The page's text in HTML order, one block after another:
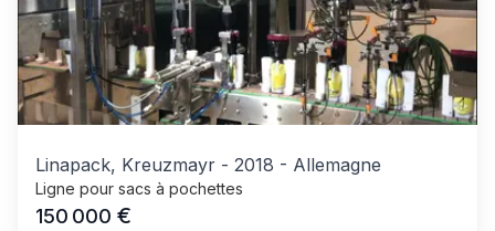
Linapack, Kreuzmayr - 2018 - Allemagne
Ligne pour sacs à pochettes
150 000 €